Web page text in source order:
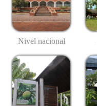
Nivel nacional